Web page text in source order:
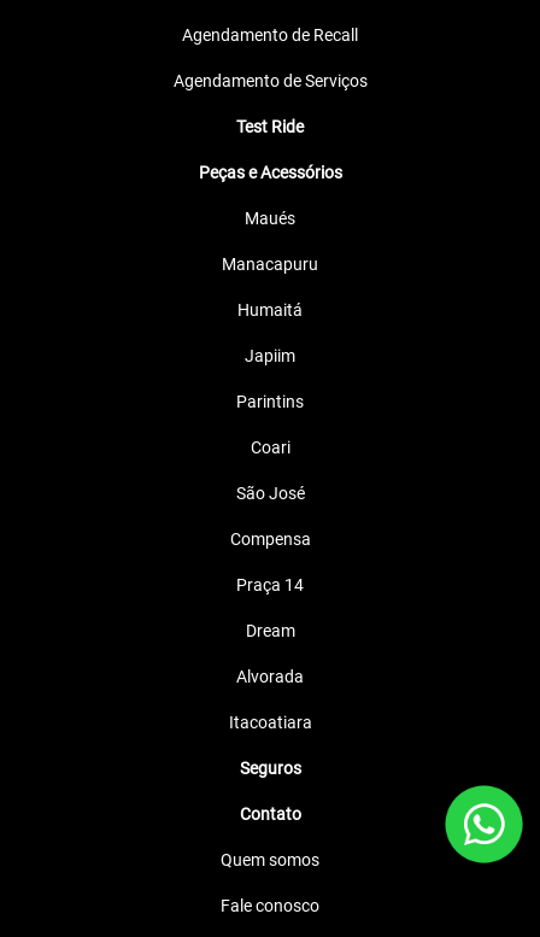
Agendamento de Recall
Agendamento de Serviços
Test Ride
Peças e Acessórios
Maués
Manacapuru
Humaitá
Japiim
Parintins
Coari
São José
Compensa
Praça 14
Dream
Alvorada
Itacoatiara
Seguros
Contato
Quem somos
Fale conosco